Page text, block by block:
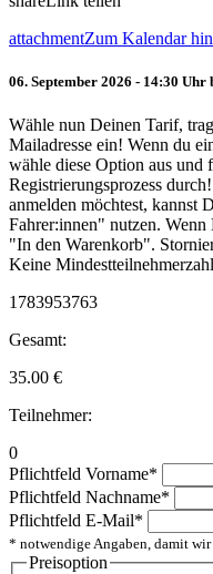
attachmentZum Kalendar
06. September 2026 - 14:30 Uhr
Wähle nun Deinen Tarif,
Mailadresse ein! Wenn du
wähle diese Option aus und
Registrierungsprozess
anmelden möchtest, kannst
Fahrer:innen" nutzen.
"In den Warenkorb".
Keine
1783953763
Gesamt:
35.00 €
Teilnehmer:
0
Pflichtfeld Vorname*
Pflichtfeld Nachname*
Pflichtfeld E-Mail*
* notwendige Angaben, damit
Preisoption